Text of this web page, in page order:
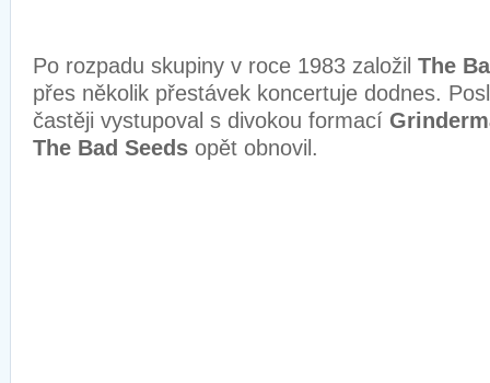
Po rozpadu skupiny v roce 1983 založil The
přes několik přestávek koncertuje dodnes.
častěji vystupoval s divokou formací
The Bad Seeds opět obnovil.